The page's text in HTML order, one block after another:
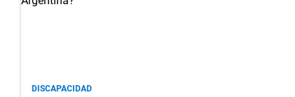
DISCAPACIDAD